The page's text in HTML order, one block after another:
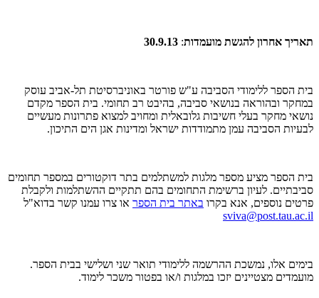
תאריך אחרון להגשת מועמדות:
30.9.13
בית הספר ללימודי הסביבה ע"ש פורטר באוניברסיטת תל-אביב עוסק
במחקר ובהוראה בנושאי סביבה, בהיבט רב תחומי. בית הספר מקדם
נושאי מחקר בעלי חשיבות גלובאלית ומחויב למצוא פתרונות מעשיים
לבעיות הסביבה עמן מתמודדות ישראל ומדינות אגן הים התיכון.
בית הספר מציע מספר מלגות למשתלמים בתר דוקטורים במספר תחומים
סביבתיים. לעיון ברשימת התחומים בהם תתקיים ההשתלמות ולקבלת
פרטים נוספים, אנא בקרו באתר בית הספר או צרו עמנו קשר בדוא"ל
sviva@post.tau.ac.il
בימים אלו, נמשכת ההרשמה ללימודי תואר שני ושלישי בבית הספר.
מועמדים מצטיינים יזכו במלגות ו/או בפטור משכר לימוד.